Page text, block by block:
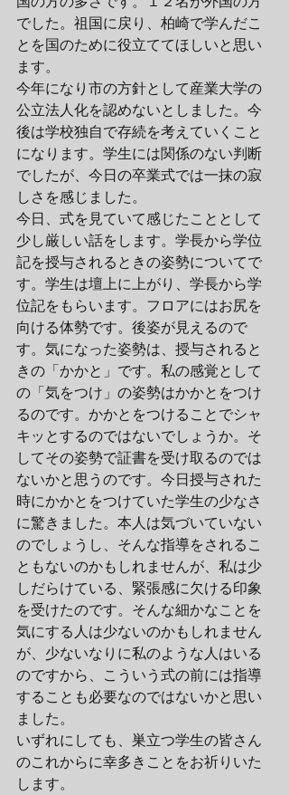
でした。祖国に戻り、柏崎で学んだこ
とを国のために役立ててほしいと思い
ます。
今年になり市の方針として産業大学の
公立法人化を認めないとしました。今
後は学校独自で存続を考えていくこと
になります。学生には関係のない判断
でしたが、今日の卒業式では一抹の寂
しさを感じました。
今日、式を見ていて感じたこととして
少し厳しい話をします。学長から学位
記を授与されるときの姿勢についてで
す。学生は壇上に上がり、学長から学
位記をもらいます。フロアにはお尻を
向ける体勢です。後姿が見えるので
す。気になった姿勢は、授与されると
きの「かかと」です。私の感覚として
の「気をつけ」の姿勢はかかとをつけ
るのです。かかとをつけることでシャ
キッとするのではないでしょうか。そ
してその姿勢で証書を受け取るのでは
ないかと思うのです。今日授与された
時にかかとをつけていた学生の少なさ
に驚きました。本人は気づいていない
のでしょうし、そんな指導をされるこ
ともないのかもしれませんが、私は少
しだらけている、緊張感に欠ける印象
を受けたのです。そんな細かなことを
気にする人は少ないのかもしれません
が、少ないなりに私のような人はいる
のですから、こういう式の前には指導
することも必要なのではないかと思い
ました。
いずれにしても、巣立つ学生の皆さん
のこれからに幸多きことをお祈りいた
します。